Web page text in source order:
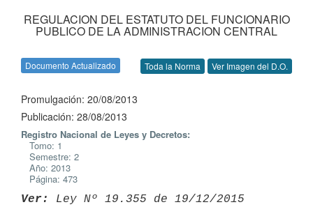
REGULACION DEL ESTATUTO DEL FUNCIONARIO
PUBLICO DE LA ADMINISTRACION CENTRAL
Documento Actualizado Toda la Norma Ver Imagen del D.O.
Promulgación: 20/08/2013
Publicación: 28/08/2013
Registro Nacional de Leyes y Decretos:
Tomo: 1
Semestre: 2
Año: 2013
Página: 473
Ver:
Ley Nº 19.355 de 19/12/2015